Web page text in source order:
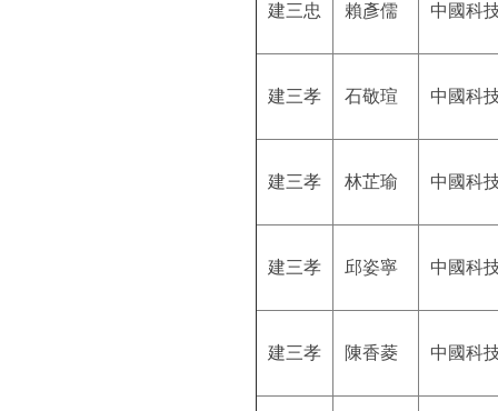
建三忠 賴彥儒 中國科
建三孝 石敬瑄 中國科
建三孝 林芷瑜 中國科
建三孝 邱姿寧 中國科
建三孝 陳香菱 中國科